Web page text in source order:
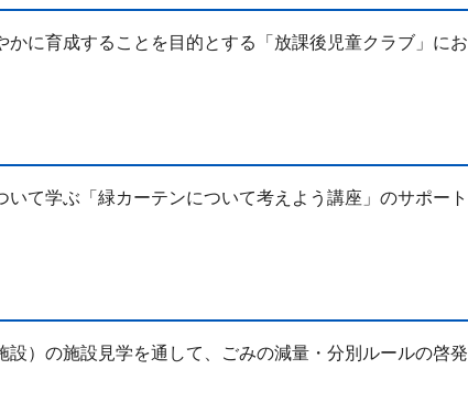
に育成することを目的とする「放課後児童クラブ」にお
て学ぶ「緑カーテンについて考えよう講座」のサポート
）の施設見学を通して、ごみの減量・分別ルールの啓発